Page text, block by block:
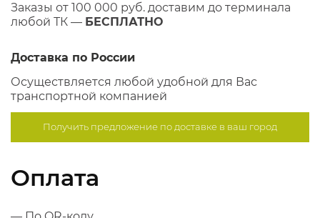
Заказы от 100 000 руб. доставим до терминала
любой ТК — БЕСПЛАТНО
Доставка по России
Осуществляется любой удобной для Вас
транспортной компанией
Получить предложение подоставке в ваш город
Оплата